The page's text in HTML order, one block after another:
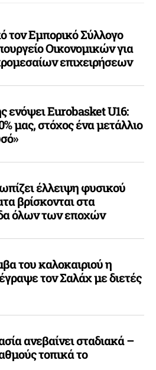
τον Εμπορικό Σύλλογο
Οικονομικών για
επιχειρήσεων
ενόψει Eurobasket U16:
μας, στόχος ένα μετάλλιο
έλλειψη φυσικού
βρίσκονται στα
όλων των εποχών
του καλοκαιριού η
τον Σαλάχ με διετές
ανεβαίνει σταδιακά –
τοπικά το